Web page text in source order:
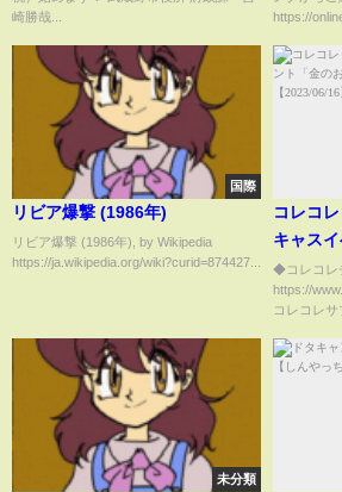
崎勝哉...
https://
国際
リビア爆撃 (1986年)
リビア爆撃 (1986年), by Wikipedia
https://ja.wikipedia.org/wiki?curid=874427...
コレコ
キャス
で2連覇
【2023/
◆コレコレ
https://
コレコレサ
未分類